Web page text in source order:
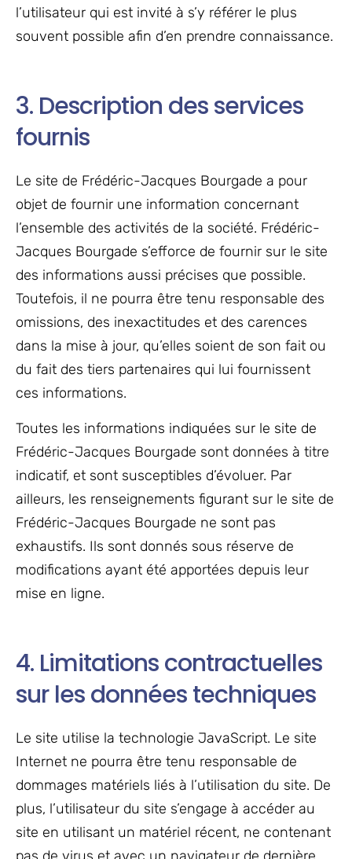
l’utilisateur qui est invité à s’y référer le plus
souvent possible afin d’en prendre connaissance.
3. Description des services
fournis
Le site de Frédéric-Jacques Bourgade a pour
objet de fournir une information concernant
l’ensemble des activités de la société. Frédéric-
Jacques Bourgade s’efforce de fournir sur le site
des informations aussi précises que possible.
Toutefois, il ne pourra être tenu responsable des
omissions, des inexactitudes et des carences
dans la mise à jour, qu’elles soient de son fait ou
du fait des tiers partenaires qui lui fournissent
ces informations.
Toutes les informations indiquées sur le site de
Frédéric-Jacques Bourgade sont données à titre
indicatif, et sont susceptibles d’évoluer. Par
ailleurs, les renseignements figurant sur le site de
Frédéric-Jacques Bourgade ne sont pas
exhaustifs. Ils sont donnés sous réserve de
modifications ayant été apportées depuis leur
mise en ligne.
4. Limitations contractuelles
sur les données techniques
Le site utilise la technologie JavaScript. Le site
Internet ne pourra être tenu responsable de
dommages matériels liés à l’utilisation du site. De
plus, l’utilisateur du site s’engage à accéder au
site en utilisant un matériel récent, ne contenant